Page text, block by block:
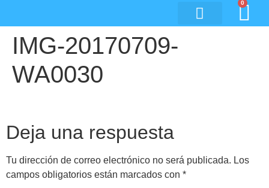
0
IMG-20170709-
WA0030
Deja una respuesta
Tu dirección de correo electrónico no será publicada. Los
campos obligatorios están marcados con *